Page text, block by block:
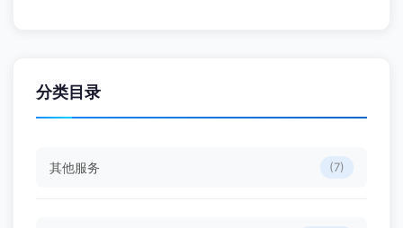
分类目录
其他服务 (7)